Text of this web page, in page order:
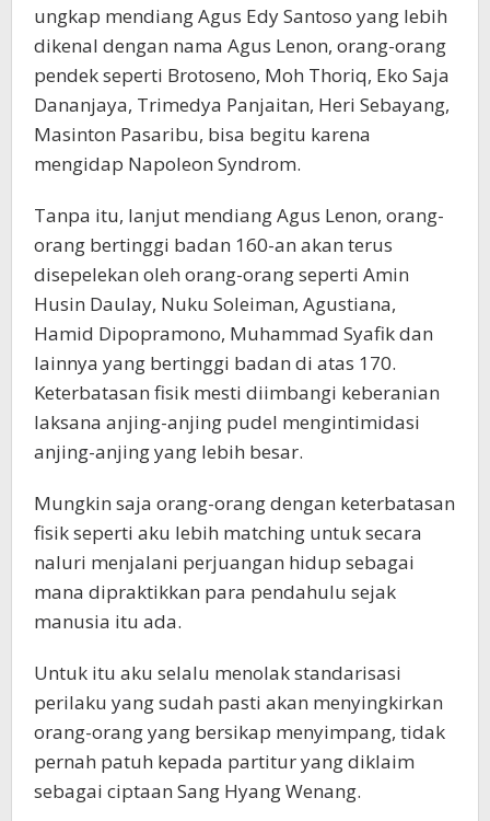
ungkap mendiang Agus Edy Santoso yang lebih
dikenal dengan nama Agus Lenon, orang-orang
pendek seperti Brotoseno, Moh Thoriq, Eko Saja
Dananjaya, Trimedya Panjaitan, Heri Sebayang,
Masinton Pasaribu, bisa begitu karena
mengidap Napoleon Syndrom.
Tanpa itu, lanjut mendiang Agus Lenon, orang-
orang bertinggi badan 160-an akan terus
disepelekan oleh orang-orang seperti Amin
Husin Daulay, Nuku Soleiman, Agustiana,
Hamid Dipopramono, Muhammad Syafik dan
lainnya yang bertinggi badan di atas 170.
Keterbatasan fisik mesti diimbangi keberanian
laksana anjing-anjing pudel mengintimidasi
anjing-anjing yang lebih besar.
Mungkin saja orang-orang dengan keterbatasan
fisik seperti aku lebih matching untuk secara
naluri menjalani perjuangan hidup sebagai
mana dipraktikkan para pendahulu sejak
manusia itu ada.
Untuk itu aku selalu menolak standarisasi
perilaku yang sudah pasti akan menyingkirkan
orang-orang yang bersikap menyimpang, tidak
pernah patuh kepada partitur yang diklaim
sebagai ciptaan Sang Hyang Wenang.